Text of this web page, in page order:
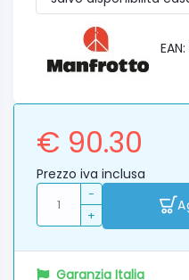
€ 90.30
Prezzo iva inclusa
-
+
Garanzia Italia